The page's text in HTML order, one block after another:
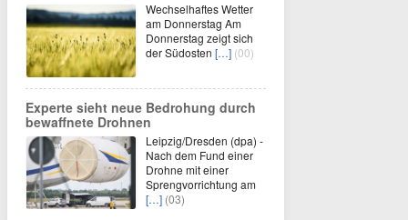
Wechselhaftes Wetter
am Donnerstag Am
Donnerstag zeigt sich
der Südosten […] (00)
Experte sieht neue Bedrohung durch
bewaffnete Drohnen
Leipzig/Dresden (dpa) -
Nach dem Fund einer
Drohne mit einer
Sprengvorrichtung am
[…] (03)